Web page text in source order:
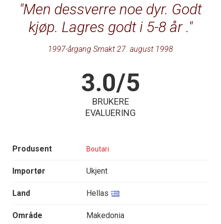
Men dessverre noe dyr. Godt
kjøp. Lagres godt i 5-8 år .
1997-årgang Smakt 27. august 1998
3.0/5
BRUKERE
EVALUERING
Produsent Boutari
Importør Ukjent
Land Hellas
Område Makedonia